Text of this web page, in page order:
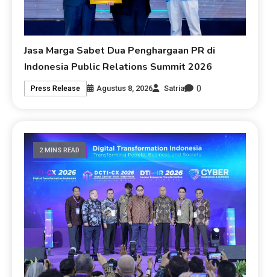
Jasa Marga Sabet Dua Penghargaan PR di
Indonesia Public Relations Summit 2026
Press Release Agustus 8, 2026 Satria 0
2 MINS READ